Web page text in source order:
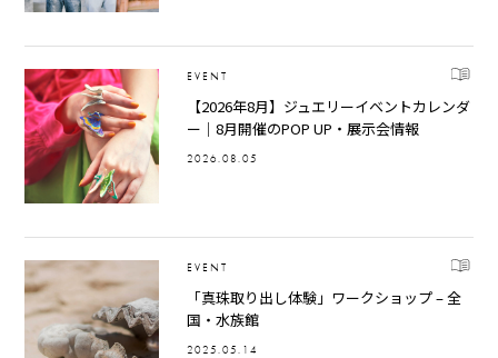
EVENT
【2026年8月】ジュエリーイベントカレンダ
ー｜8月開催のPOP UP・展示会情報
2026.08.05
EVENT
「真珠取り出し体験」ワークショップ – 全
国・水族館
2025.05.14